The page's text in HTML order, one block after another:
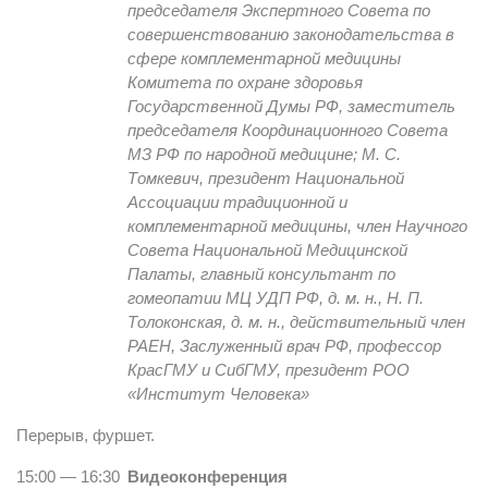
председателя Экспертного Совета по
совершенствованию законодательства в
сфере комплементарной медицины
Комитета по охране здоровья
Государственной Думы РФ, заместитель
председателя Координационного Совета
МЗ РФ по народной медицине; М. С.
Томкевич, президент Национальной
Ассоциации традиционной и
комплементарной медицины, член Научного
Совета Национальной Медицинской
Палаты, главный консультант по
гомеопатии МЦ УДП РФ, д. м. н., Н. П.
Толоконская, д. м. н., действительный член
РАЕН, Заслуженный врач РФ, профессор
КрасГМУ и СибГМУ, президент РОО
«Институт Человека»
Перерыв, фуршет.
15:00 — 16:30 Видеоконференция